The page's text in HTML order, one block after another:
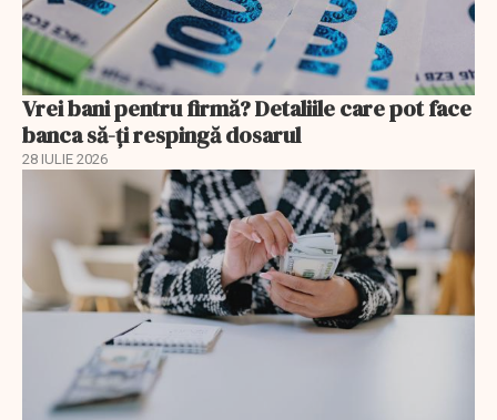
Vrei bani pentru firmă? Detaliile care pot face
banca să-ți respingă dosarul
28 IULIE 2026